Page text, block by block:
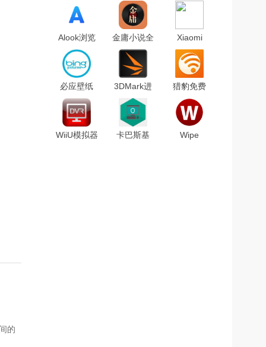
的
注册)
Alook浏览
器v3.5.0电
脑版
金庸小说全
集收藏版
Xiaomi
HyperOS(小
米澎湃系统)
V15.0.0 官
方最新版
必应壁纸
(Bing
Best)v3.3.1
绿色版
3DMark进
阶版破解版
V2.25.8056
密钥激活版
猎豹免费
wifiv5.1.1711091
电脑版
WiiU模拟器
卡巴斯基
Wipe